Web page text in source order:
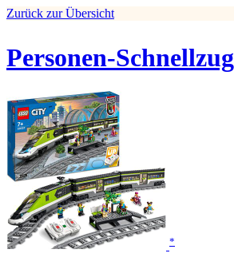
Zurück zur Übersicht
Personen-Schnellzug
*